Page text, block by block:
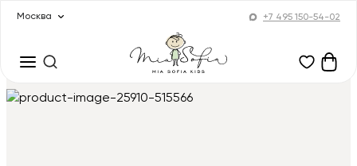
Москва +7 495 150-54-02